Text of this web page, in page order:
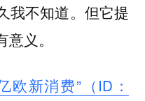
我不知道。但它提
义。
欧新消费”（ID：